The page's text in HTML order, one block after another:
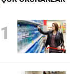
Ücretsiz
1